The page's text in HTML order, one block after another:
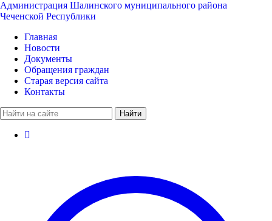
Администрация Шалинского муниципального района
Чеченской Республики
Главная
Новости
Документы
Обращения граждан
Старая версия сайта
Контакты
Найти